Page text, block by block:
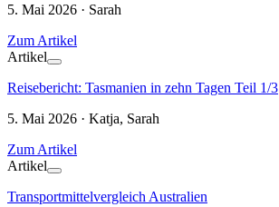
5. Mai 2026 · Sarah
Zum Artikel
Artikel
Reisebericht: Tasmanien in zehn Tagen Teil 1/3
5. Mai 2026 · Katja, Sarah
Zum Artikel
Artikel
Transportmittelvergleich Australien